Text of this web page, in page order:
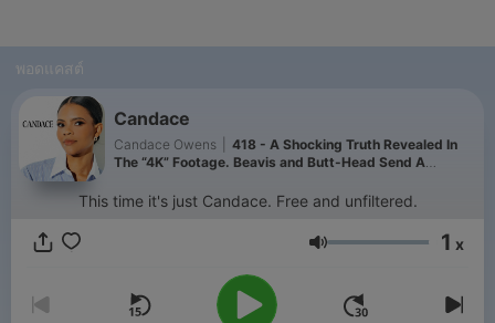
พอดแคสต์
Candace
Candace Owens
418 - A Shocking Truth Revealed In
The “4K” Footage. Beavis and Butt-Head Send A
This time it's just Candace. Free and unfiltered.
ระดับเสียง 1 x